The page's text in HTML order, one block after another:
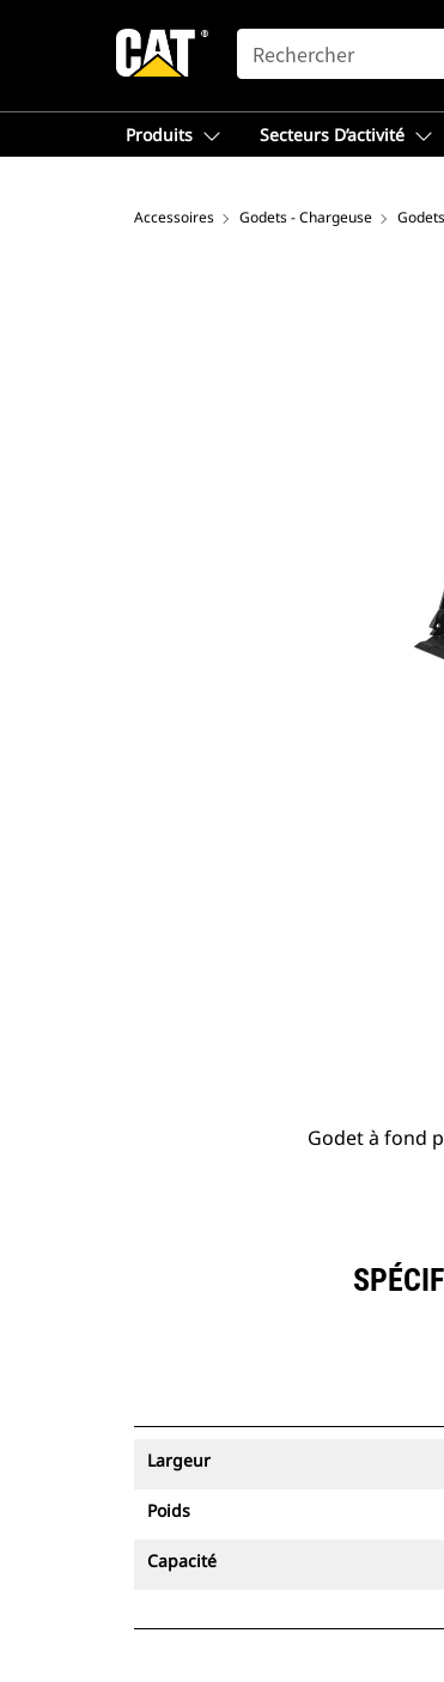
SEARCH
Produits Secteurs D’activité
Accessoires Godets - Chargeuse
Godet à fond
Largeur
Poids
Capacité